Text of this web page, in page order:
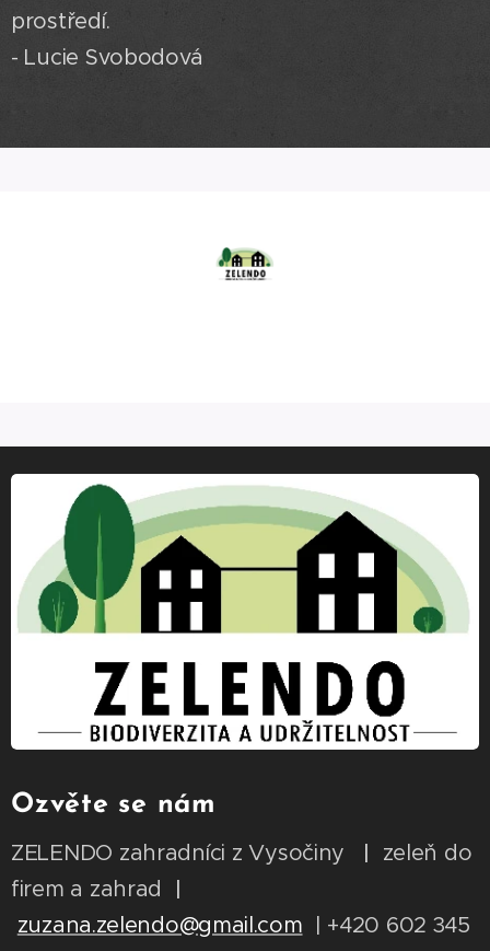
prostředí.
- Lucie Svobodová
Ozvěte se nám
ZELENDO zahradníci z Vysočiny | zeleň do
firem a zahrad |
zuzana.zelendo@gmail.com | +420 602 345